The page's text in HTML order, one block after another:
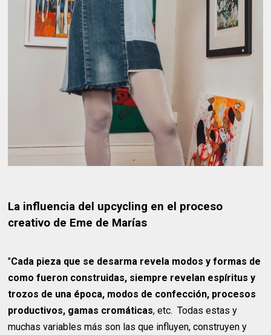
La influencia del upcycling en el proceso
creativo de Eme de Marías
"Cada pieza que se desarma revela modos y formas de
como fueron construidas, siempre revelan espíritus y
trozos de una época, modos de confección, procesos
productivos, gamas cromáticas, etc. Todas estas y
muchas variables más son las que influyen, construyen y